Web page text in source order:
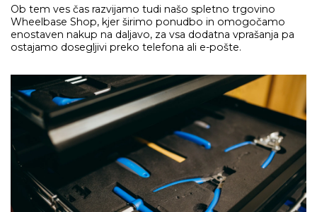
Ob tem ves čas razvijamo tudi našo spletno trgovino
Wheelbase Shop, kjer širimo ponudbo in omogočamo
enostaven nakup na daljavo, za vsa dodatna vprašanja pa
ostajamo dosegljivi preko telefona ali e-pošte.